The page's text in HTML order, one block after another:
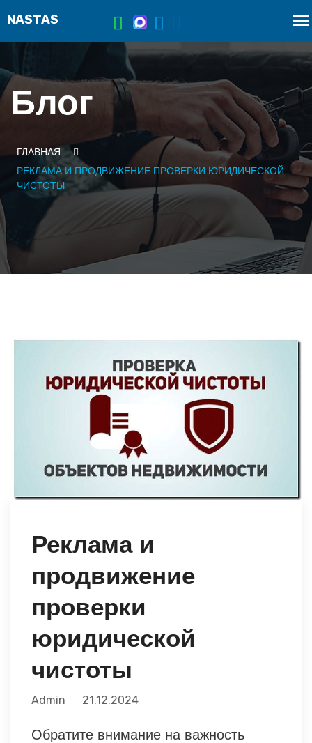
Блог
ГЛАВНАЯ
РЕКЛАМА И ПРОДВИЖЕНИЕ ПРОВЕРКИ ЮРИДИЧЕСКОЙ
ЧИСТОТЫ
Реклама и
продвижение
проверки
юридической
чистоты
Admin 21.12.2024
Обратите внимание на важность